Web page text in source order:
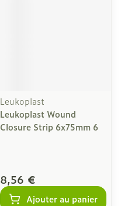
Leukoplast
Leukoplast Wound
Closure Strip 6x75mm 6
8,56 €
Ajouter au panier